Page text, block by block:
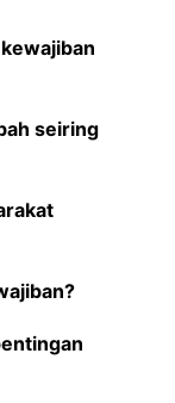
seiring